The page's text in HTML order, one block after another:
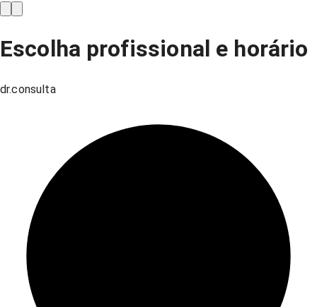
Escolha profissional e horário
dr.consulta